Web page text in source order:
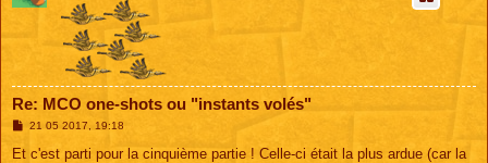
Re: MCO one-shots ou "instants volés"
M
s
21 05 2017, 19:18
Et c'est parti pour la cinquième partie ! Celle-ci était la plus ardue (car la